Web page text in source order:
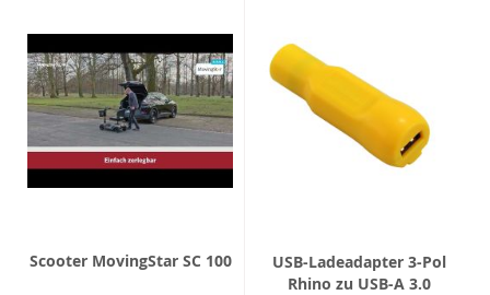
Scooter MovingStar SC 100
USB-Ladeadapter 3-Pol
Rhino zu USB-A 3.0